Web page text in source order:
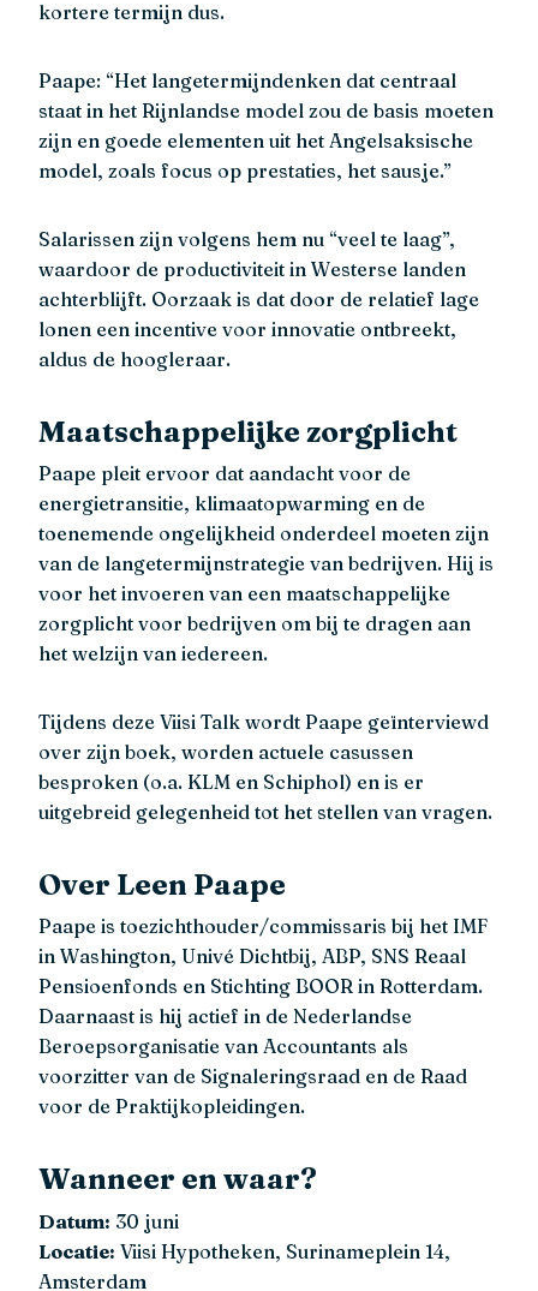
kortere termijn dus.
Paape: “Het langetermijndenken dat centraal
staat in het Rijnlandse model zou de basis moeten
zijn en goede elementen uit het Angelsaksische
model, zoals focus op prestaties, het sausje.”
Salarissen zijn volgens hem nu “veel te laag”,
waardoor de productiviteit in Westerse landen
achterblijft. Oorzaak is dat door de relatief lage
lonen een incentive voor innovatie ontbreekt,
aldus de hoogleraar.
Maatschappelijke zorgplicht
Paape pleit ervoor dat aandacht voor de
energietransitie, klimaatopwarming en de
toenemende ongelijkheid onderdeel moeten zijn
van de langetermijnstrategie van bedrijven. Hij is
voor het invoeren van een maatschappelijke
zorgplicht voor bedrijven om bij te dragen aan
het welzijn van iedereen.
Tijdens deze Viisi Talk wordt Paape geïnterviewd
over zijn boek, worden actuele casussen
besproken (o.a. KLM en Schiphol) en is er
uitgebreid gelegenheid tot het stellen van vragen.
Over Leen Paape
Paape is toezichthouder/commissaris bij het IMF
in Washington, Univé Dichtbij, ABP, SNS Reaal
Pensioenfonds en Stichting BOOR in Rotterdam.
Daarnaast is hij actief in de Nederlandse
Beroepsorganisatie van Accountants als
voorzitter van de Signaleringsraad en de Raad
voor de Praktijkopleidingen.
Wanneer en waar?
Datum: 30 juni
Locatie: Viisi Hypotheken, Surinameplein 14,
Amsterdam